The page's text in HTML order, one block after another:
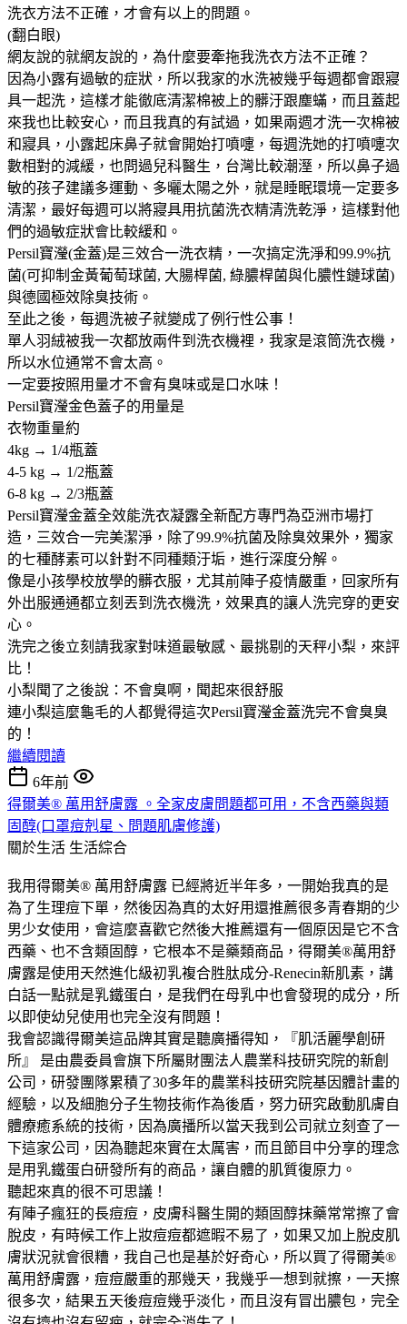
洗衣方法不正確，才會有以上的問題。
(翻白眼)
網友說的就網友說的，為什麼要牽拖我洗衣方法不正確？
因為小露有過敏的症狀，所以我家的水洗被幾乎每週都會跟寢
具一起洗，這樣才能徹底清潔棉被上的髒汙跟塵蟎，而且蓋起
來我也比較安心，而且我真的有試過，如果兩週才洗一次棉被
和寢具，小露起床鼻子就會開始打噴嚏，每週洗她的打噴嚏次
數相對的減緩，也問過兒科醫生，台灣比較潮溼，所以鼻子過
敏的孩子建議多運動、多曬太陽之外，就是睡眠環境一定要多
清潔，最好每週可以將寢具用抗菌洗衣精清洗乾淨，這樣對他
們的過敏症狀會比較緩和。
Persil寶瀅(金蓋)是三效合一洗衣精，一次搞定洗淨和99.9%抗
菌(可抑制金黃葡萄球菌, 大腸桿菌, 綠膿桿菌與化膿性鏈球菌)
與德國極效除臭技術。
至此之後，每週洗被子就變成了例行性公事！
單人羽絨被我一次都放兩件到洗衣機裡，我家是滾筒洗衣機，
所以水位通常不會太高。
一定要按照用量才不會有臭味或是口水味！
Persil寶瀅金色蓋子的用量是
衣物重量約
4kg → 1/4瓶蓋
4-5 kg → 1/2瓶蓋
6-8 kg → 2/3瓶蓋
Persil寶瀅金蓋全效能洗衣凝露全新配方專門為亞洲市場打
造，三效合一完美潔淨，除了99.9%抗菌及除臭效果外，獨家
的七種酵素可以針對不同種類汙垢，進行深度分解。
像是小孩學校放學的髒衣服，尤其前陣子疫情嚴重，回家所有
外出服通通都立刻丟到洗衣機洗，效果真的讓人洗完穿的更安
心。
洗完之後立刻請我家對味道最敏感、最挑剔的天秤小梨，來評
比！
小梨聞了之後說：不會臭啊，聞起來很舒服
連小梨這麼龜毛的人都覺得這次Persil寶瀅金蓋洗完不會臭臭
的！
繼續閱讀
6年前
得爾美® 萬用舒膚露 。全家皮膚問題都可用，不含西藥與類
固醇(口罩痘剋星、問題肌膚修護)
關於生活 生活綜合
我用得爾美® 萬用舒膚露 已經將近半年多，一開始我真的是
為了生理痘下單，然後因為真的太好用還推薦很多青春期的少
男少女使用，會這麼喜歡它然後大推薦還有一個原因是它不含
西藥、也不含類固醇，它根本不是藥類商品，得爾美®萬用舒
膚露是使用天然進化級初乳複合胜肽成分-Renecin新肌素，講
白話一點就是乳鐵蛋白，是我們在母乳中也會發現的成分，所
以即使幼兒使用也完全沒有問題！
我會認識得爾美這品牌其實是聽廣播得知，『肌活麗學創研
所』 是由農委員會旗下所屬財團法人農業科技研究院的新創
公司，研發團隊累積了30多年的農業科技研究院基因體計畫的
經驗，以及細胞分子生物技術作為後盾，努力研究啟動肌膚自
體療癒系統的技術，因為廣播所以當天我到公司就立刻查了一
下這家公司，因為聽起來實在太厲害，而且節目中分享的理念
是用乳鐵蛋白研發所有的商品，讓自體的肌質復原力。
聽起來真的很不可思議！
有陣子瘋狂的長痘痘，皮膚科醫生開的類固醇抹藥常常擦了會
脫皮，有時候工作上妝痘痘都遮暇不易了，如果又加上脫皮肌
膚狀況就會很糟，我自己也是基於好奇心，所以買了得爾美®
萬用舒膚露，痘痘嚴重的那幾天，我幾乎一想到就擦，一天擦
很多次，結果五天後痘痘幾乎淡化，而且沒有冒出膿包，完全